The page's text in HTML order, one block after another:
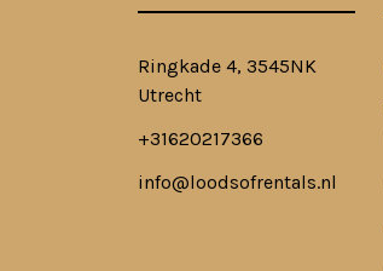
Ringkade 4, 3545NK
Utrecht
+31620217366
info@loodsofrentals.nl